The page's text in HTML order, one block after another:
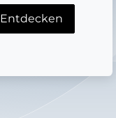
Entdecken